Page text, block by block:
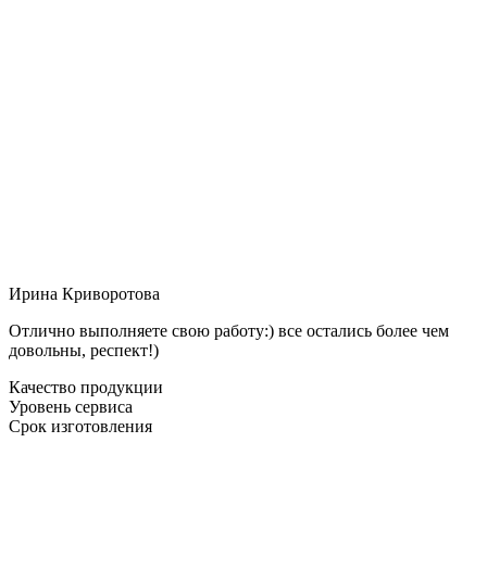
Ирина Криворотова
Отлично выполняете свою работу:) все остались более чем
довольны, респект!)
Качество продукции
Уровень сервиса
Срок изготовления